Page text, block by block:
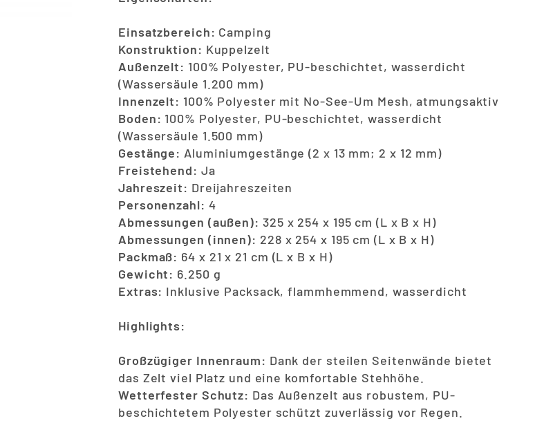
Einsatzbereich: Camping
Konstruktion: Kuppelzelt
Außenzelt: 100% Polyester, PU-beschichtet, wasserdicht
(Wassersäule 1.200 mm)
Innenzelt: 100% Polyester mit No-See-Um Mesh, atmungsaktiv
Boden: 100% Polyester, PU-beschichtet, wasserdicht
(Wassersäule 1.500 mm)
Gestänge: Aluminiumgestänge (2 x 13 mm; 2 x 12 mm)
Freistehend: Ja
Jahreszeit: Dreijahreszeiten
Personenzahl: 4
Abmessungen (außen): 325 x 254 x 195 cm (L x B x H)
Abmessungen (innen): 228 x 254 x 195 cm (L x B x H)
Packmaß: 64 x 21 x 21 cm (L x B x H)
Gewicht: 6.250 g
Extras: Inklusive Packsack, flammhemmend, wasserdicht
Highlights:
Großzügiger Innenraum: Dank der steilen Seitenwände bietet
das Zelt viel Platz und eine komfortable Stehhöhe.
Wetterfester Schutz: Das Außenzelt aus robustem, PU-
beschichtetem Polyester schützt zuverlässig vor Regen.